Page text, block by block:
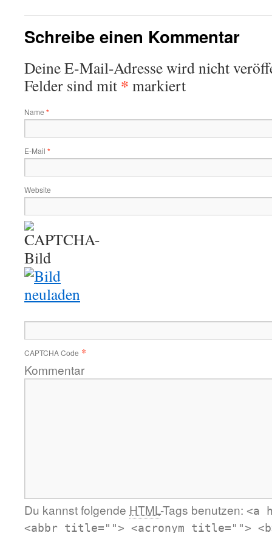
Schreibe einen Kommentar
Deine E-Mail-Adresse wird nicht
Felder sind mit * markiert
Name *
E-Mail *
Website
CAPTCHA Code *
Kommentar
Du kannst folgende HTML-Tags benutzen: <a
<abbr title=""> <acronym title="">